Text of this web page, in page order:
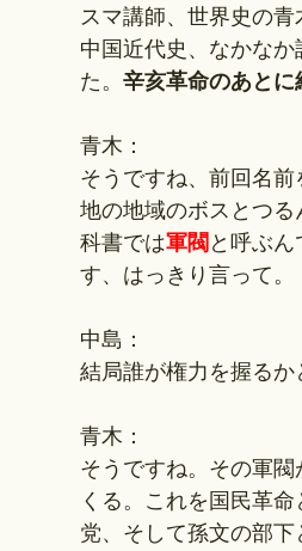
スマ講師、世界史の青
中国近代史、なかな
た。 辛亥革命のあと
青木：
そうですね、前回名
地の地域のボスとつ
科書では軍閥 と呼ぶ
す、はっきり言って。
中島：
結局誰が権力を握るか
青木：
そうですね。その軍
くる。これを国民革
党、そして孫文の部下